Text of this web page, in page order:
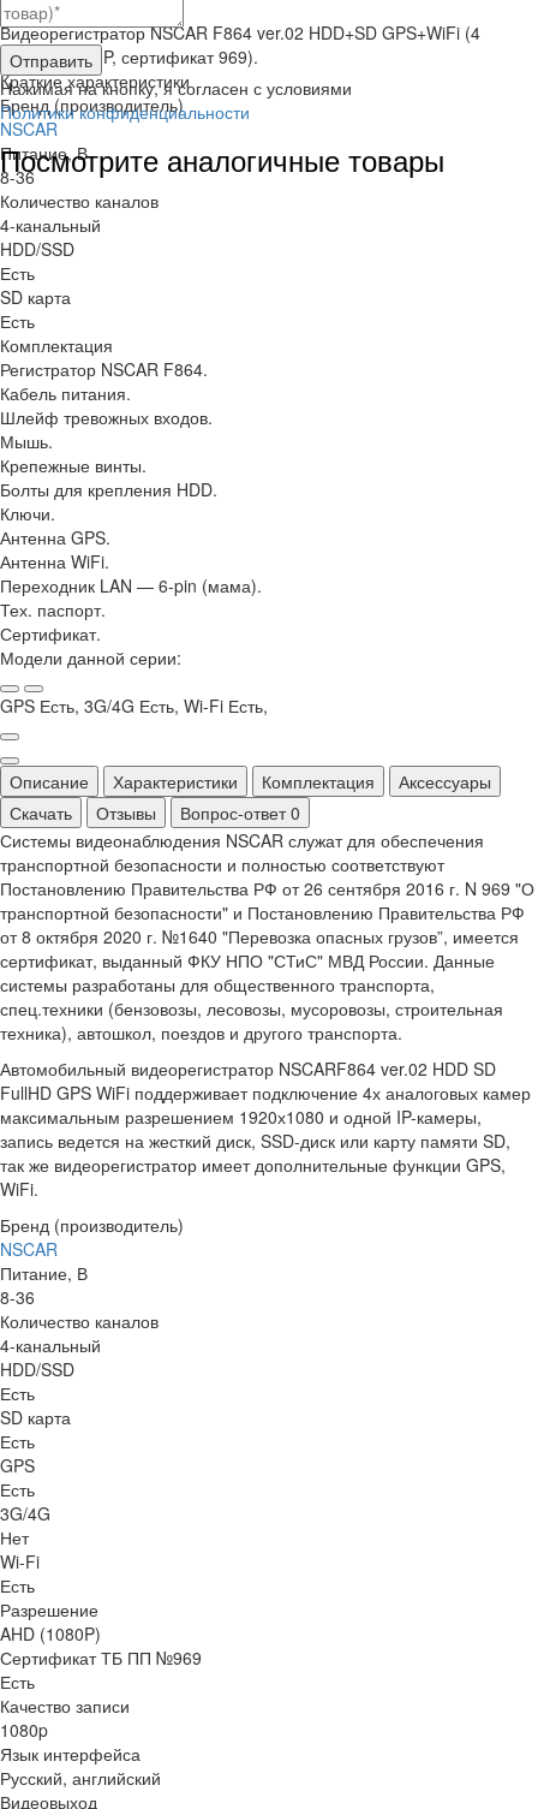
Отправить
Нажимая на кнопку, я согласен с условиями
Политики конфиденциальности
Посмотрите аналогичные товары
Краткое описание
Видеорегистратор NSCAR F864 ver.02 HDD+SD GPS+WiFi (4
канала, 1080P, сертификат 969).
Краткие характеристики
Бренд (производитель)
NSCAR
Питание, В
8-36
Количество каналов
4-канальный
HDD/SSD
Есть
SD карта
Есть
Комплектация
Регистратор NSCAR F864.
Кабель питания.
Шлейф тревожных входов.
Мышь.
Крепежные винты.
Болты для крепления HDD.
Ключи.
Антенна GPS.
Антенна WiFi.
Переходник LAN — 6-pin (мама).
Тех. паспорт.
Сертификат.
Модели данной серии:
GPS Есть, 3G/4G Есть, Wi-Fi Есть,
Описание Характеристики Комплектация
Аксессуары
Скачать
Отзывы Вопрос-ответ0
Системы видеонаблюдения NSCAR служат для обеспечения
транспортной безопасности и полностью соответствуют
Постановлению Правительства РФ от 26 сентября 2016 г. N 969 "О
транспортной безопасности" и Постановлению Правительства РФ
от 8 октября 2020 г. №1640 "Перевозка опасных грузов”, имеется
сертификат, выданный ФКУ НПО "СТиС" МВД России. Данные
системы разработаны для общественного транспорта,
спец.техники (бензовозы, лесовозы, мусоровозы, строительная
техника), автошкол, поездов и другого транспорта.
Автомобильный видеорегистратор NSCARF864 ver.02 HDD SD
FullHD GPS WiFi поддерживает подключение 4х аналоговых камер
максимальным разрешением 1920х1080 и одной IP-камеры,
запись ведется на жесткий диск, SSD-диск или карту памяти SD,
так же видеорегистратор имеет дополнительные функции GPS,
WiFi.
Бренд (производитель)
NSCAR
Питание, В
8-36
Количество каналов
4-канальный
HDD/SSD
Есть
SD карта
Есть
GPS
Есть
3G/4G
Нет
Wi-Fi
Есть
Разрешение
AHD (1080P)
Сертификат ТБ ПП №969
Есть
Качество записи
1080p
Язык интерфейса
Русский, английский
Видеовыход